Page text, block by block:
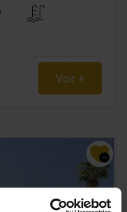
Voir +